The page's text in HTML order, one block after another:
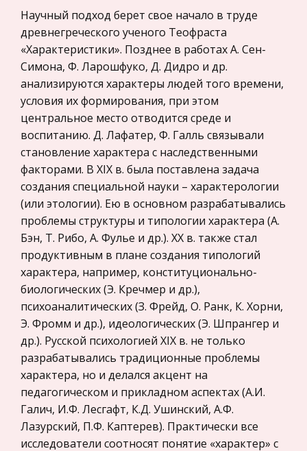
История отечественного государства и
права
Микроэкономика, экономика предприятия,
предпринимательство
Нероссийское законодательство
Международные экономические и валютно-
кредитные отношения
Политология, Политистория
Биржевое дело
Радиоэлектроника
Медицина
Пищевые продукты
Конституционное (государственное) право
зарубежных стран
Государственное регулирование, Таможня,
Налоги
Транспорт
Жилищное право
Гражданское право
Гражданское процессуальное право
Законодательство и право
Социально-экологические проблемы реки
Вуокса
Объектом предлагаемых в работе исследований
являются эколого –экономические и эколого –
правовые аспекты использования ресурсного
потенциала реки Вуоксы. В работе используется
метод системного анализа,
Эстетика-риторика художественной речи или
поэтика художественной реальности
Поэтика – особенность художественной
реальности и наука, изучающая эти
особенности и способы их создания. Поэтика
постигает принципы и средства создания
художественной реальности, которую
обрисовывае
Цивилизация как предмет философского
анализа
Особенно актуальное значение она приобрела в
ХХ веке в связи со стремительным социально-
экономическим, политическим и культурным
развитием человечества в современную эпоху.
Проблема эта связана с пос
Математический метод А.Ю.Виноградова
Научный подход берет свое начало в труде
древнегреческого ученого Теофраста
«Характеристики». Позднее в работах А. Сен-
Симона, Ф. Ларошфуко, Д. Дидро и др.
анализируются характеры людей того времени,
условия их формирования, при этом
центральное место отводится среде и
воспитанию. Д. Лафатер, Ф. Галль связывали
становление характера с наследственными
факторами. В XIX в. была поставлена задача
создания специальной науки – характерологии
(или этологии). Ею в основном разрабатывались
проблемы структуры и типологии характера (А.
Бэн, Т. Рибо, А. Фулье и др.). XX в. также стал
продуктивным в плане создания типологий
характера, например, конституционально-
биологических (Э. Кречмер и др.),
психоаналитических (З. Фрейд, О. Ранк, К. Хорни,
Э. Фромм и др.), идеологических (Э. Шпрангер и
др.). Русской психологией XIX в. не только
разрабатывались традиционные проблемы
характера, но и делался акцент на
педагогическом и прикладном аспектах (А.И.
Галич, И.Ф. Лесгафт, К.Д. Ушинский, А.Ф.
Лазурский, П.Ф. Каптерев). Практически все
исследователи соотносят понятие «характер» с